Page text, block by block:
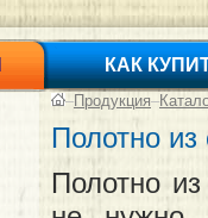
КАК
–Продукция–
Полотно из
Полотно